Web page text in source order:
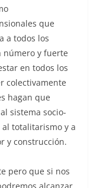
que
a todos los
número y fuerte
en todos los
colectivamente
hagan que
sistema socio-
totalitarismo y a
y construcción.
pero que si nos